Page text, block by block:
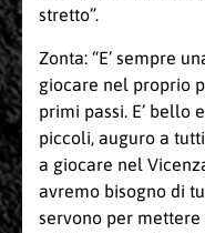
stretto”.
Zonta: “E’ sempre
giocare nel proprio
primi passi. E’ bello
piccoli, auguro a
a giocare nel
avremo bisogno di
servono per